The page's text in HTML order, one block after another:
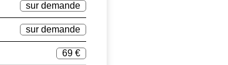
sur demande
sur demande
69 €